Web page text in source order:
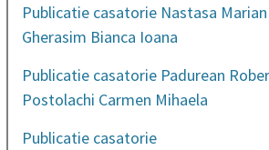
Publicatie casatorie Nastasa Marian
Gherasim Bianca Ioana
Publicatie casatorie Padurean
Postolachi Carmen Mihaela
Publicatie casatorie